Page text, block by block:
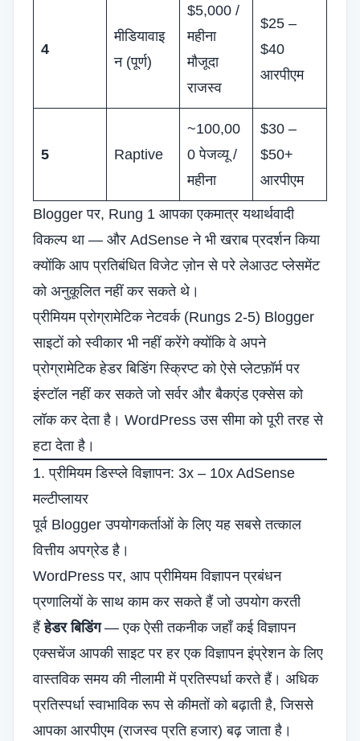
4
मीडियावाइ
न (पूर्ण)
$5,000 /
महीना
मौजूदा
राजस्व
$25 –
$40
आरपीएम
5 Raptive
~100,00
0 पेजव्यू /
महीना
$30 –
$50+
आरपीएम
Blogger पर, Rung 1 आपका एकमात्र यथार्थवादी
विकल्प था — और AdSense ने भी खराब प्रदर्शन किया
क्योंकि आप प्रतिबंधित विजेट ज़ोन से परे लेआउट प्लेसमेंट
को अनुकूलित नहीं कर सकते थे।
प्रीमियम प्रोग्रामेटिक नेटवर्क (Rungs 2-5) Blogger
साइटों को स्वीकार भी नहीं करेंगे क्योंकि वे अपने
प्रोग्रामेटिक हेडर बिडिंग स्क्रिप्ट को ऐसे प्लेटफ़ॉर्म पर
इंस्टॉल नहीं कर सकते जो सर्वर और बैकएंड एक्सेस को
लॉक कर देता है। WordPress उस सीमा को पूरी तरह से
हटा देता है।
1. प्रीमियम डिस्प्ले विज्ञापन: 3x – 10x AdSense
मल्टीप्लायर
पूर्व Blogger उपयोगकर्ताओं के लिए यह सबसे तत्काल
वित्तीय अपग्रेड है।
WordPress पर, आप प्रीमियम विज्ञापन प्रबंधन
प्रणालियों के साथ काम कर सकते हैं जो उपयोग करती
हैंहेडर बिडिंग— एक ऐसी तकनीक जहाँ कई विज्ञापन
एक्सचेंज आपकी साइट पर हर एक विज्ञापन इंप्रेशन के लिए
वास्तविक समय की नीलामी में प्रतिस्पर्धा करते हैं। अधिक
प्रतिस्पर्धा स्वाभाविक रूप से कीमतों को बढ़ाती है, जिससे
आपका आरपीएम (राजस्व प्रति हजार) बढ़ जाता है।